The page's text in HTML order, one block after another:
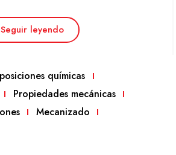
Seguir leyendo
químicas
Propiedades mecánicas
Mecanizado